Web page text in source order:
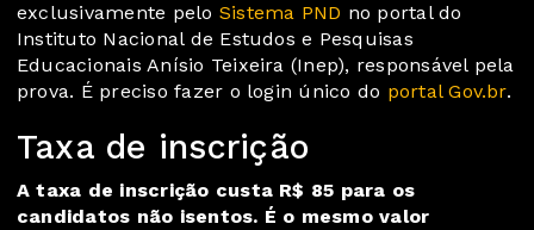
exclusivamente pelo Sistema PND no portal do
Instituto Nacional de Estudos e Pesquisas
Educacionais Anísio Teixeira (Inep), responsável pela
prova. É preciso fazer o login único do portal Gov.br.
Taxa de inscrição
A taxa de inscrição custa R$ 85 para os
candidatos não isentos. É o mesmo valor